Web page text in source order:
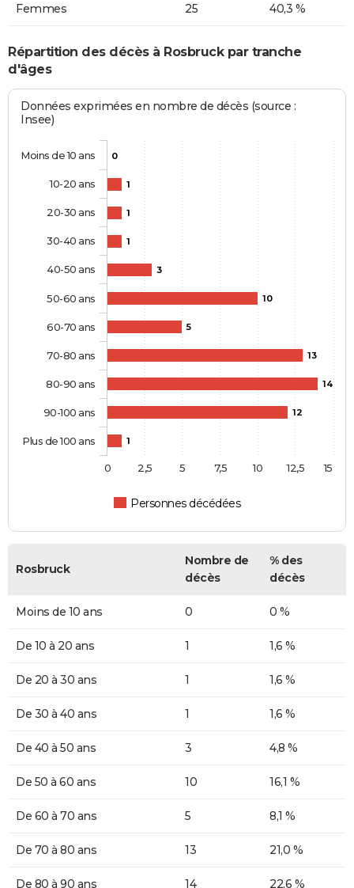
Femmes 25 40,3 %
Répartition des décès à Rosbruck par tranche
d'âges
Données exprimées en nombre de décès (source :
Insee)
0
1
1
1
3
10
5
13
14
12
1
Personnes décédées
Moins de 10 ans
10-20 ans
20-30 ans
30-40 ans
40-50 ans
50-60 ans
60-70 ans
70-80 ans
80-90 ans
90-100 ans
Plus de 100 ans
0 2,5 5 7,5 10 12,5 15
Rosbruck
Nombre de
décès
% des
décès
Moins de 10 ans 0 0 %
De 10 à 20 ans 1 1,6 %
De 20 à 30 ans 1 1,6 %
De 30 à 40 ans 1 1,6 %
De 40 à 50 ans 3 4,8 %
De 50 à 60 ans 10 16,1 %
De 60 à 70 ans 5 8,1 %
De 70 à 80 ans 13 21,0 %
De 80 à 90 ans 14 22,6 %